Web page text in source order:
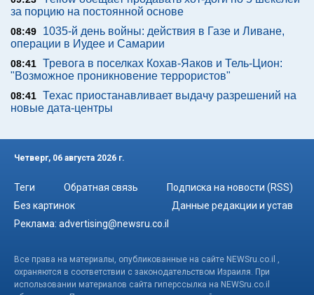
за порцию на постоянной основе
08:49
1035-й день войны: действия в Газе и Ливане,
операции в Иудее и Самарии
08:41 Тревога в поселках Кохав-Яаков и Тель-Цион:
"Возможное проникновение террористов"
08:41 Техас приостанавливает выдачу разрешений на
новые дата-центры
Четверг, 06 августа 2026 г.
Теги Обратная связь
Подписка на новости (RSS)
Без картинок
Данные редакции и устав
Реклама: advertising@newsru.co.il
Все права на материалы, опубликованные на сайте NEWSru.co.il ,
охраняются в соответствии с законодательством Израиля. При
использовании материалов сайта гиперссылка на NEWSru.co.il